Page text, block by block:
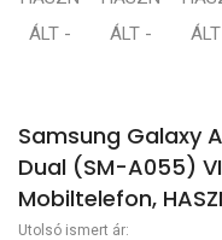
Samsung Galaxy
Dual (SM-A055)
Mobiltelefon,
Utolsó ismert ár: